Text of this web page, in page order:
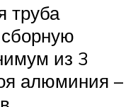
труба
из 3
алюминия –